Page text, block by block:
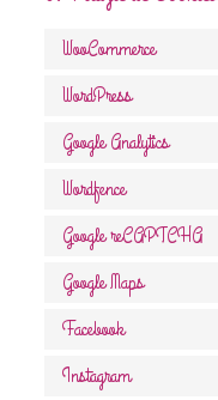
WooCommerce
WordPress
Google Analytics
Wordfence
Google reCAPTCHA
Google Maps
Facebook
Instagram